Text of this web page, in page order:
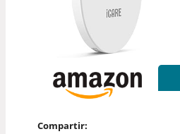
Compartir: